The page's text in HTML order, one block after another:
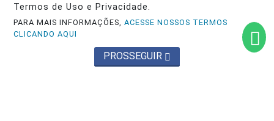
Termos de Uso e Privacidade.
PARA MAIS INFORMAÇÕES,ACESSE NOSSOS TERMOS
CLICANDO AQUI
PROSSEGUIR